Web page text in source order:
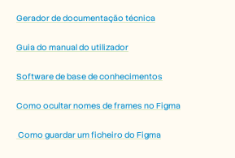
Gerador de documentação técnica
Guia do manual do utilizador
Software de base de conhecimentos
Como ocultar nomes de frames no Figma
Como guardar um ficheiro do Figma